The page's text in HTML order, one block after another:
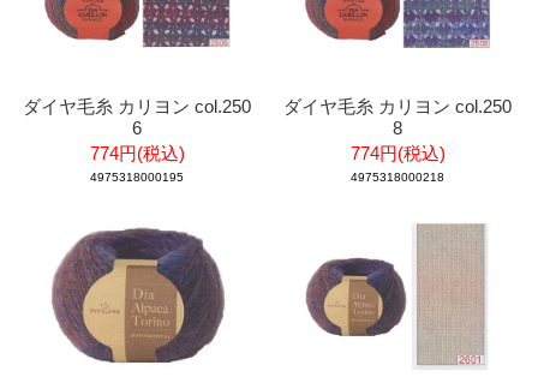
ダイヤ毛糸 カリヨン col.250
6
774円(税込)
4975318000195
ダイヤ毛糸 カリヨン col.250
8
774円(税込)
4975318000218